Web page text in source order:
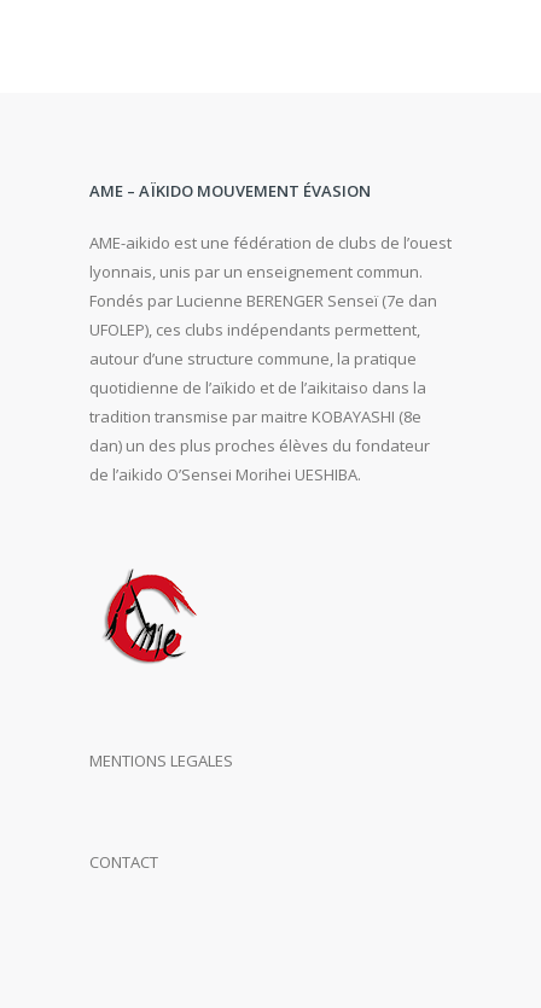
AME – AÏKIDO MOUVEMENT ÉVASION
AME-aikido est une fédération de clubs de l’ouest
lyonnais, unis par un enseignement commun.
Fondés par Lucienne BERENGER Senseï (7e dan
UFOLEP), ces clubs indépendants permettent,
autour d’une structure commune, la pratique
quotidienne de l’aïkido et de l’aikitaiso dans la
tradition transmise par maitre KOBAYASHI (8e
dan) un des plus proches élèves du fondateur
de l’aikido O’Sensei Morihei UESHIBA.
MENTIONS LEGALES
CONTACT